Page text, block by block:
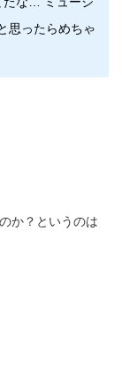
思ったらめちゃ
か？というのは